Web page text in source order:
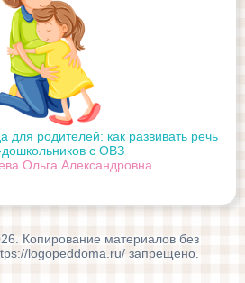
для родителей: как развивать речь
с ОВЗ
Ольга Александровна
Копирование материалов без
logopeddoma.ru/ запрещено.